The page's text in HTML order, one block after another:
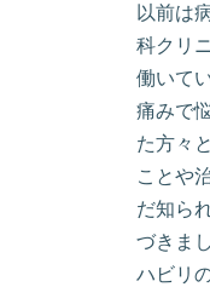
以前は
科クリ
働いて
痛みで
た方々
ことや
だ知ら
づきま
ハビリ